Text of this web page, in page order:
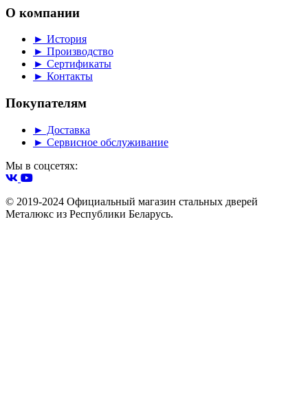
О компании
► История
► Производство
► Сертификаты
► Контакты
Покупателям
► Доставка
► Сервисное обслуживание
Мы в соцсетях:
© 2019-2024 Официальный магазин стальных дверей
Металюкс из Республики Беларусь.